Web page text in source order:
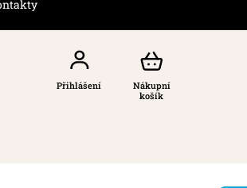
Nákupní
košík
Přihlášení